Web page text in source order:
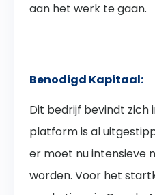
aan het werk te gaan.
Benodigd Kapitaal:
Dit bedrijf bevindt zich
platform is al
er moet nu intensieve
worden. Voor het